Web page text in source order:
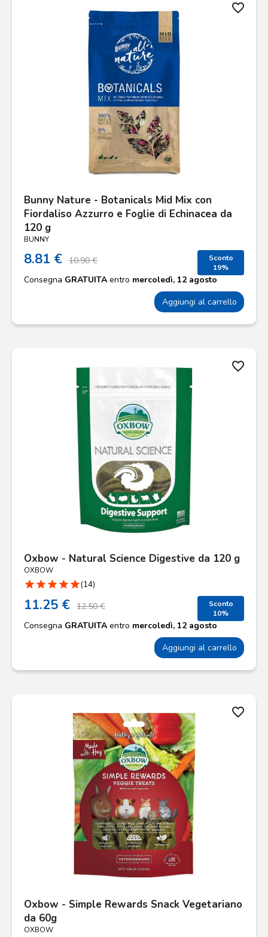
favorite_border
Bunny Nature - Botanicals Mid Mix con
Fiordaliso Azzurro e Foglie di Echinacea da
120 g
BUNNY
8.81 € 10.90 €
Sconto
19%
Consegna GRATUITA entro mercoledì, 12 agosto
Aggiungi al carrello
favorite_border
Oxbow - Natural Science Digestive da 120 g
OXBOW
star star star star star(14)
11.25 € 12.50 €
Sconto
10%
Consegna GRATUITA entro mercoledì, 12 agosto
Aggiungi al carrello
favorite_border
Oxbow - Simple Rewards Snack Vegetariano
da 60g
OXBOW